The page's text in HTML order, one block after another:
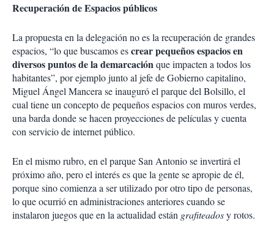
Recuperación de Espacios públicos
La propuesta en la delegación no es la recuperación de grandes
espacios, “lo que buscamos escrear pequeños espacios en
diversos puntos de la demarcaciónque impacten a todos los
habitantes”, por ejemplo junto al jefe de Gobierno capitalino,
Miguel Ángel Mancera se inauguró el parque del Bolsillo, el
cual tiene un concepto de pequeños espacios con muros verdes,
una barda donde se hacen proyecciones de películas y cuenta
con servicio de internet público.
En el mismo rubro, en el parque San Antonio se invertirá el
próximo año, pero el interés es que la gente se apropie de él,
porque sino comienza a ser utilizado por otro tipo de personas,
lo que ocurrió en administraciones anteriores cuando se
instalaron juegos que en la actualidad están grafiteadosy rotos.